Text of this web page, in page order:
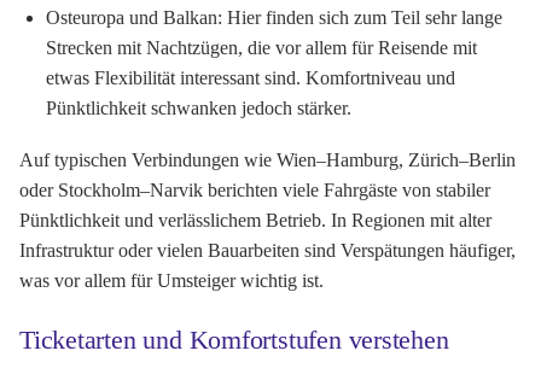
Osteuropa und Balkan: Hier finden sich zum Teil sehr lange
Strecken mit Nachtzügen, die vor allem für Reisende mit
etwas Flexibilität interessant sind. Komfortniveau und
Pünktlichkeit schwanken jedoch stärker.
Auf typischen Verbindungen wie Wien–Hamburg, Zürich–Berlin
oder Stockholm–Narvik berichten viele Fahrgäste von stabiler
Pünktlichkeit und verlässlichem Betrieb. In Regionen mit alter
Infrastruktur oder vielen Bauarbeiten sind Verspätungen häufiger,
was vor allem für Umsteiger wichtig ist.
Ticketarten und Komfortstufen verstehen